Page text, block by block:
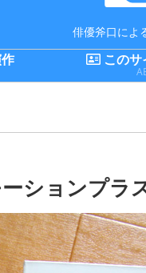
俳優斧口によ
この
ションプラ